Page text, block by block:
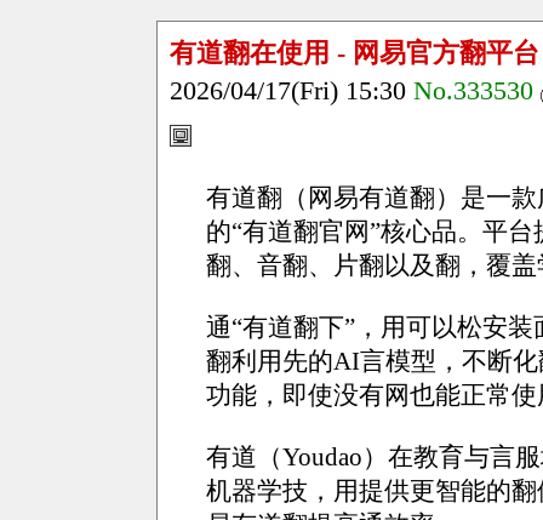
有道翻在使用 - 网易官方翻平台
2026/04/17(Fri) 15:30 No.333530
有道翻（网易有道翻）是一
的“有道翻官网”核心品。平
翻、音翻、片翻以及翻，覆
通“有道翻下”，用可以松安
翻利用先的AI言模型，不断
功能，即使没有网也能正常使
有道（Youdao）在教育与言
机器学技，用提供更智能的